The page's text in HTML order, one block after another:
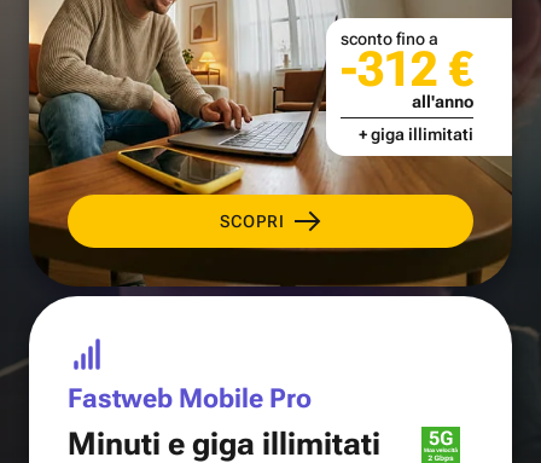
SCOPRI
sconto fino a
-312 €
all'anno
+ giga illimitati
Fastweb Mobile Pro
Minuti e giga illimitati